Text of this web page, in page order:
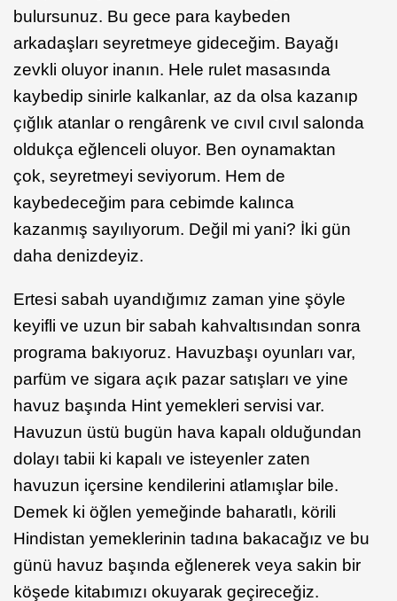
bulursunuz. Bu gece para kaybeden
arkadaşları seyretmeye gideceğim. Bayağı
zevkli oluyor inanın. Hele rulet masasında
kaybedip sinirle kalkanlar, az da olsa kazanıp
çığlık atanlar o rengârenk ve cıvıl cıvıl salonda
oldukça eğlenceli oluyor. Ben oynamaktan
çok, seyretmeyi seviyorum. Hem de
kaybedeceğim para cebimde kalınca
kazanmış sayılıyorum. Değil mi yani? İki gün
daha denizdeyiz.
Ertesi sabah uyandığımız zaman yine şöyle
keyifli ve uzun bir sabah kahvaltısından sonra
programa bakıyoruz. Havuzbaşı oyunları var,
parfüm ve sigara açık pazar satışları ve yine
havuz başında Hint yemekleri servisi var.
Havuzun üstü bugün hava kapalı olduğundan
dolayı tabii ki kapalı ve isteyenler zaten
havuzun içersine kendilerini atlamışlar bile.
Demek ki öğlen yemeğinde baharatlı, körili
Hindistan yemeklerinin tadına bakacağız ve bu
günü havuz başında eğlenerek veya sakin bir
köşede kitabımızı okuyarak geçireceğiz.